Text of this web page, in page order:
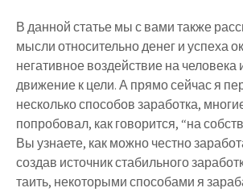
В данной статье мы с вами также
мысли относительно денег и успеха
негативное воздействие на
движение к цели. А прямо сейчас я
несколько способов заработка,
попробовал, как говорится, “на
Вы узнаете, какможно честно
создав источник стабильного
таить, некоторыми способами я